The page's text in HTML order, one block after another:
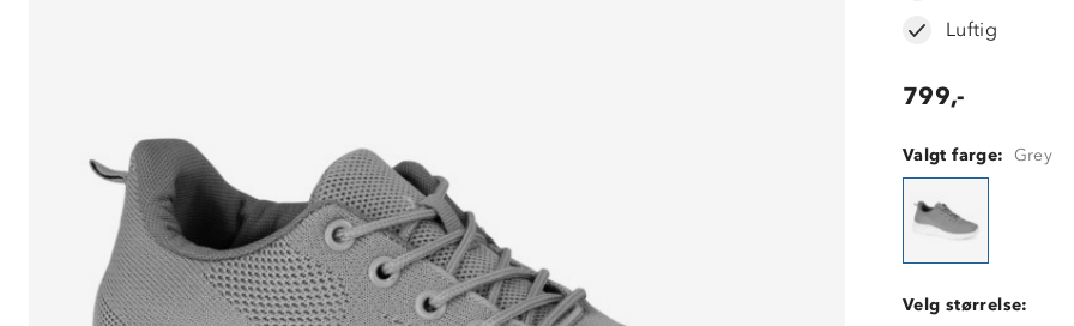
Luftig
799,-
Valgt farge: Grey
Velg størrelse: